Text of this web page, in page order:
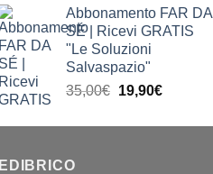
originale
era:
63,90€.
attuale
è:
Abbonamento FAR DA
SÉ | Ricevi GRATIS
"Le Soluzioni
Salvaspazio"
35,00€ Il
originale
19,90€Il
attuale
EDIBRICO